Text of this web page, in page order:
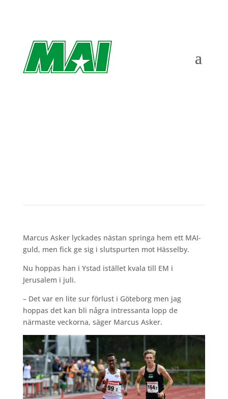
Marcus Asker lyckades nästan springa hem ett MAI-
guld, men fick ge sig i slutspurten mot Hässelby.
Nu hoppas han i Ystad istället kvala till EM i
Jerusalem i juli.
– Det var en lite sur förlust i Göteborg men jag
hoppas det kan bli några intressanta lopp de
närmaste veckorna, säger Marcus Asker.